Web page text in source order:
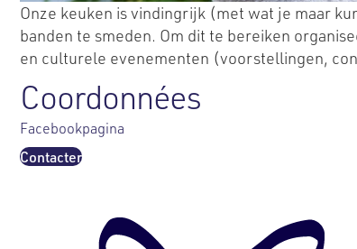
Onze keuken is vindingrijk (met wat je maar
banden te smeden. Om dit te bereiken
en culturele evenementen (voorstellingen,
Coordonnées
Facebookpagina
Contacter